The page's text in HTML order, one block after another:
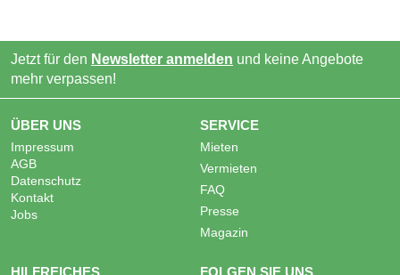
Jetzt für den Newsletter anmelden und keine Angebote
mehr verpassen!
ÜBER UNS
Impressum
AGB
Datenschutz
Kontakt
Jobs
SERVICE
Mieten
Vermieten
FAQ
Presse
Magazin